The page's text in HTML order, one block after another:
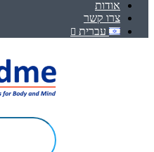
אודות
צרו קשר
עברית